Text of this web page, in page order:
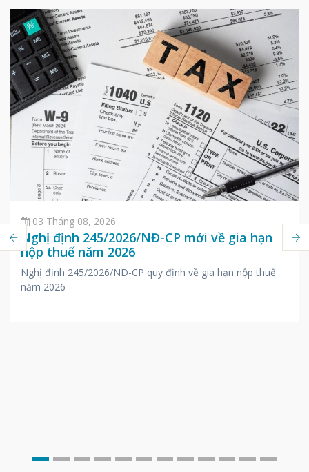
03 Tháng 08, 2026
Nghị định 245/2026/NĐ-CP mới về gia hạn
nộp thuế năm 2026
Nghị định 245/2026/ND-CP quy định về gia hạn nộp thuế
năm 2026